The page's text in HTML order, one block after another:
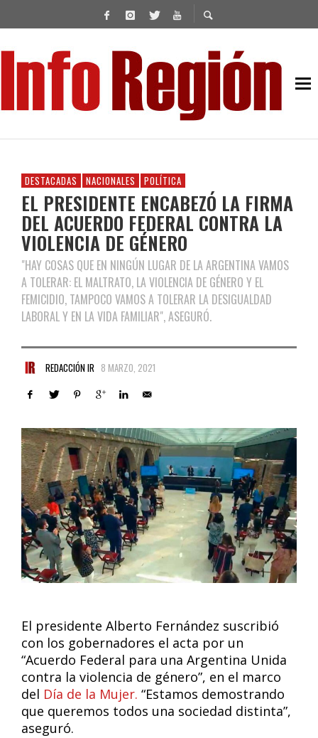
DESTACADAS NACIONALES POLÍTICA
EL PRESIDENTE ENCABEZÓ LA FIRMA
DEL ACUERDO FEDERAL CONTRA LA
VIOLENCIA DE GÉNERO
"HAY COSAS QUE EN NINGÚN LUGAR DE LA ARGENTINA VAMOS
A TOLERAR: EL MALTRATO, LA VIOLENCIA DE GÉNERO Y EL
FEMICIDIO, TAMPOCO VAMOS A TOLERAR LA DESIGUALDAD
LABORAL Y EN LA VIDA FAMILIAR", ASEGURÓ.
REDACCIÓN IR 8 MARZO, 2021
El presidente Alberto Fernández suscribió
con los gobernadores el acta por un
“Acuerdo Federal para una Argentina Unida
contra la violencia de género”, en el marco
del Día de la Mujer. “Estamos demostrando
que queremos todos una sociedad distinta”,
aseguró.